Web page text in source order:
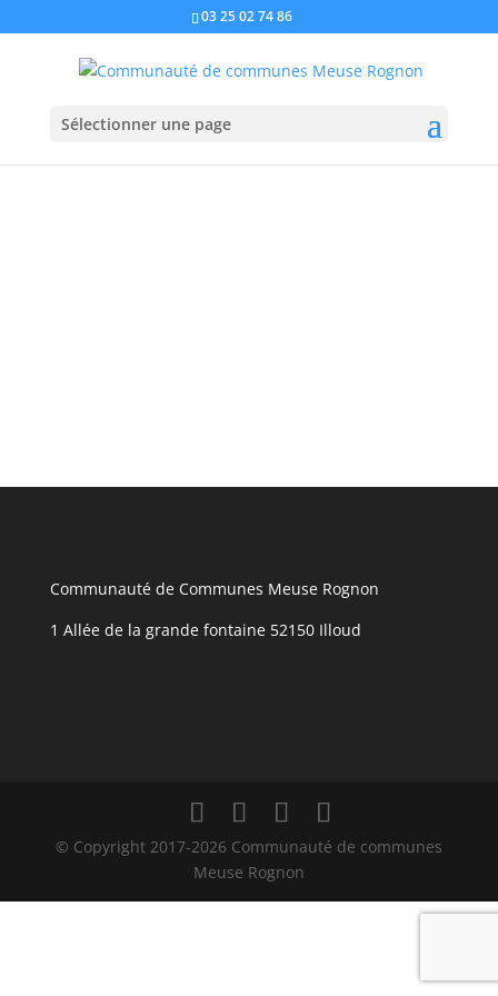
03 25 02 74 86
Sélectionner une page
Communauté de Communes Meuse Rognon
1 Allée de la grande fontaine 52150 Illoud
© Copyright 2017-2026 Communauté de communes
Meuse Rognon